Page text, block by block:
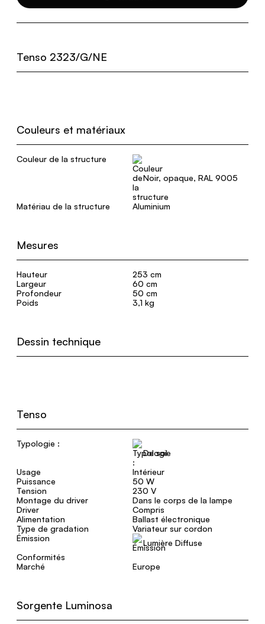
Tenso 2323/G/NE
Couleurs et matériaux
Couleur de la structure
Noir, opaque, RAL 9005
Matériau de la structure Aluminium
Mesures
Hauteur
253 cm
Largeur
60 cm
Profondeur
50 cm
Poids
3,1 kg
Dessin technique
Tenso
Typologie :
De sol
Usage
Intérieur
Puissance
50 W
Tension
230 V
Montage du driver
Dans le corps de la lampe
Driver
Compris
Alimentation
Ballast électronique
Type de gradation
Variateur sur cordon
Émission
Lumière Diffuse
Conformités
Marché
Europe
Sorgente Luminosa